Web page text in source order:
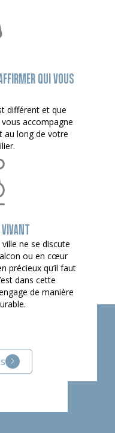
QUI VOUS
différent et que
accompagne
au long de votre
VIVANT
ne se discute
ou en cœur
précieux qu’il faut
dans cette
de manière